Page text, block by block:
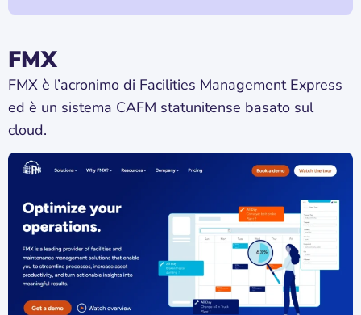
FMX
FMX è l’acronimo di Facilities Management Express
ed è un sistema CAFM statunitense basato sul
cloud.